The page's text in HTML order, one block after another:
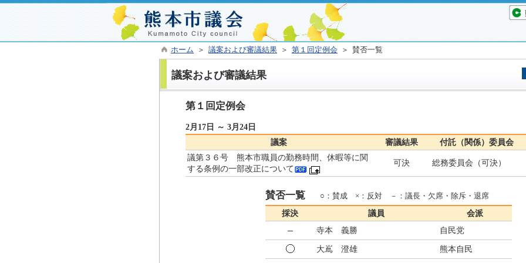
ホーム ＞ 議案および審議結果 ＞ 第１回定例会 ＞ 賛否一覧
議案および審議結果
第１回定例会
2月17日 ～ 3月24日
議案
審議結果
付託（関係）委員会
議第３６号 熊本市職員の勤務時間、休暇等に関
する条例の一部改正について
可決 総務委員会（可決）
賛否一覧 ○：賛成 ×：反対 －：議長・欠席・除斥・退席
採決 議員
会派
寺本 義勝
自民党
大嶌 澄雄 熊本自民